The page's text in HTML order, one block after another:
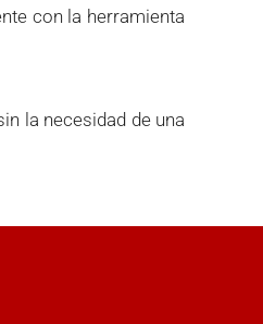
con la herramienta
la necesidad de una